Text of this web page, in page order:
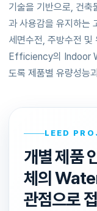
기술을 기반으로, 건축
과 사용감을 유지하는
세면수전, 주방수전
Efficiency의 Indoor
도록 제품별 유량성능
LEED
개별 제품
체의
관점으로